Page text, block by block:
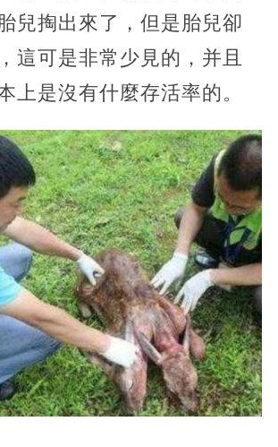
兒掏出來了，但是胎兒卻
這可是非常少見的，并且
上是沒有什麼存活率的。